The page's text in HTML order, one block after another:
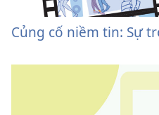
Củng cố niềm tin: Sự